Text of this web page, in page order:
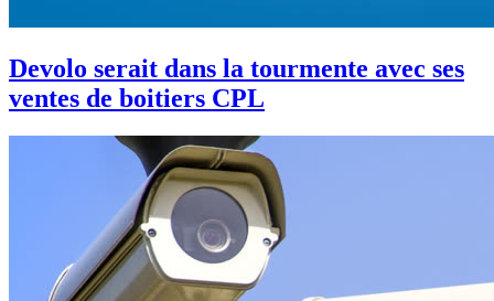
Devolo serait dans la tourmente avec ses
ventes de boitiers CPL